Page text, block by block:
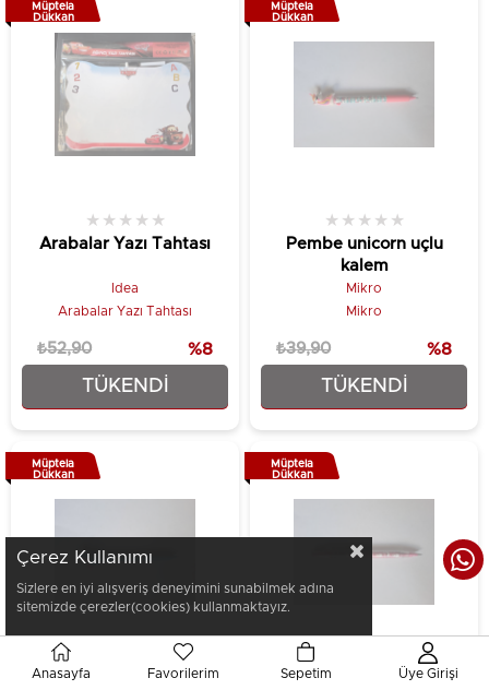
TÜKENDI
Arabalar Yazı Tahtası
★ ★ ★ ★ ★
Idea
Arabalar Yazı Tahtası
₺48,90
₺52,90 %8
Müptela
Dükkan
TÜKENDI
Pembe unicorn uçlu
kalem
★ ★ ★ ★ ★
Mikro
Mikro
₺36,90
₺39,90 %8
Müptela
Dükkan
★ ★★
Müptela
Dükkan
★ ★
Müptela
Dükkan
Çerez Kullanımı
Sizlere en iyi alışveriş deneyimini sunabilmek adına
sitemizde çerezler(cookies) kullanmaktayız.
Anasayfa Favorilerim Sepetim Üye Girişi